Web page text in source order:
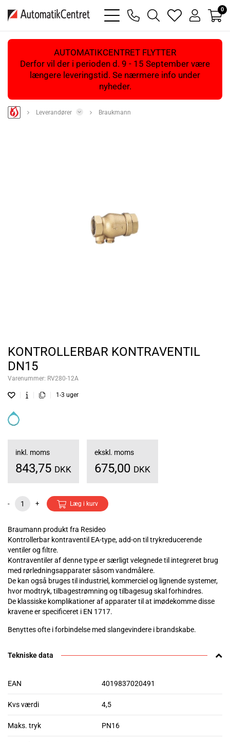
bars
light
phone
magnifying
glass
heart
light
user
light
0
AUTOMATIKCENTRET FLYTTER
Derfor vil der i perioden d. 9 - 15 September være
længere leveringstid. Se nærmere info under
nyheder.
Leverandører Braukmann
KONTROLLERBAR KONTRAVENTIL
DN15
Varenummer: RV280-12A
1-3 uger
inkl. moms
843,75 DKK
ekskl. moms
675,00 DKK
- + Læg i kurv
Braumann produkt fra Resideo
Kontrollerbar kontraventil EA-type, add-on til trykreducerende
ventiler og filtre.
Kontraventiler af denne type er særligt velegnede til integreret brug
med rørledningsapparater såsom vandmålere.
De kan også bruges til industriel, kommerciel og lignende systemer,
hvor modtryk, tilbagestrømning og tilbagesug skal forhindres.
De klassiske komplikationer af apparater til at imødekomme disse
kravene er specificeret i EN 1717.
Benyttes ofte i forbindelse med slangevindere i brandskabe.
Tekniske data
EAN 4019837020491
Kvs værdi 4,5
Maks. tryk PN16